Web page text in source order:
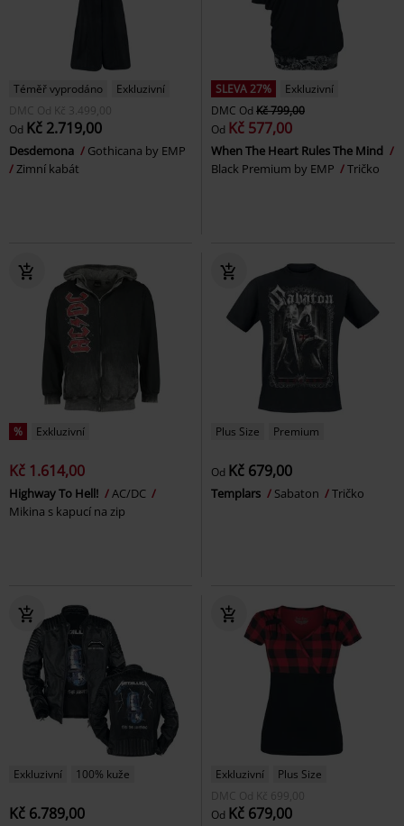
Téměř vyprodáno
Exkluzivní
DMC Od Kč 3.499,00
Od Kč 2.719,00
Desdemona
Gothicana by EMP
Zimní kabát
SLEVA 27%
Exkluzivní
DMC Od Kč 799,00
Od Kč 577,00
When The Heart Rules The Mind
Black Premium by EMP
Tričko
% Exkluzivní
Kč 1.614,00
Highway To Hell!
AC/DC
Mikina s kapucí na zip
Plus Size Premium
Od Kč 679,00
Templars Sabaton Tričko
Exkluzivní 100% kuže
Kč 6.789,00
Exkluzivní
Plus Size
DMC Od Kč 699,00
Od Kč 679,00